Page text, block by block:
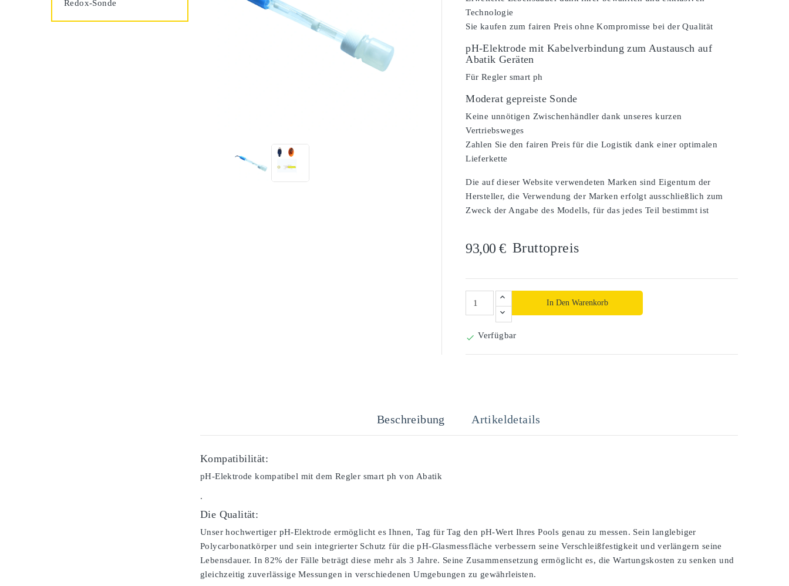
Redox-Sonde
Technologie
Sie kaufen zum fairen Preis ohne Kompromisse bei der Qualität
pH-Elektrode mit Kabelverbindung zum Austausch auf
Abatik Geräten
Für Regler smart ph
Moderat gepreiste Sonde
Keine unnötigen Zwischenhändler dank unseres kurzen
Vertriebsweges
Zahlen Sie den fairen Preis für die Logistik dank einer optimalen
Lieferkette
Die auf dieser Website verwendeten Marken sind Eigentum der
Hersteller, die Verwendung der Marken erfolgt ausschließlich zum
Zweck der Angabe des Modells, für das jedes Teil bestimmt ist
93,00 € Bruttopreis
In Den Warenkorb
 Verfügbar
Beschreibung Artikeldetails
Kompatibilität:
pH-Elektrode kompatibel mit dem Regler smart ph von Abatik
.
Die Qualität:
Unser hochwertiger pH-Elektrode ermöglicht es Ihnen, Tag für Tag den pH-Wert Ihres Pools genau zu messen. Sein langlebiger
Polycarbonatkörper und sein integrierter Schutz für die pH-Glasmessfläche verbessern seine Verschleißfestigkeit und verlängern seine
Lebensdauer. In 82% der Fälle beträgt diese mehr als 3 Jahre. Seine Zusammensetzung ermöglicht es, die Wartungskosten zu senken und
gleichzeitig zuverlässige Messungen in verschiedenen Umgebungen zu gewährleisten.